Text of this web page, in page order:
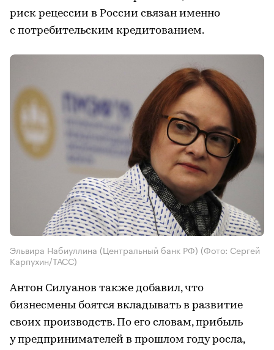
риск рецессии в России связан именно
с потребительским кредитованием.
Эльвира Набиуллина (Центральный банк РФ) (Фото: Сергей
Карпухин/ТАСС)
Антон Силуанов также добавил, что
бизнесмены боятся вкладывать в развитие
своих производств. По его словам, прибыль
у предпринимателей в прошлом году росла,